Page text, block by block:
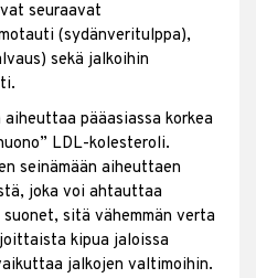
seuraavat
(sydänveritulppa),
sekä jalkoihin
pääasiassa korkea
LDL-kolesteroli.
seinämään aiheuttaen
joka voi ahtauttaa
sitä vähemmän verta
kipua jaloissa
jalkojen valtimoihin.